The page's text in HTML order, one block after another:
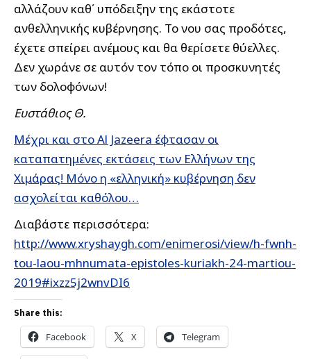
αλλάζουν καθ΄ υπόδειξην της εκάστοτε
ανθελληνικής κυβέρνησης. Το νου σας προδότες,
έχετε σπείρει ανέμους και θα θερίσετε θύελλες.
Δεν χωράνε σε αυτόν τον τόπο οι προσκυνητές
των δολοφόνων!
Ευστάθιος Θ.
Μέχρι και στο Al Jazeera έφτασαν οι
καταπατημένες εκτάσεις των Ελλήνων της
Χιμάρας! Μόνο η «ελληνική» κυβέρνηση δεν
ασχολείται καθόλου…
Διαβάστε περισσότερα:
http://www.xryshaygh.com/enimerosi/view/h-fwnh-
tou-laou-mhnumata-epistoles-kuriakh-24-martiou-
2019#ixzz5j2wnvDI6
Share this:
Facebook X Telegram